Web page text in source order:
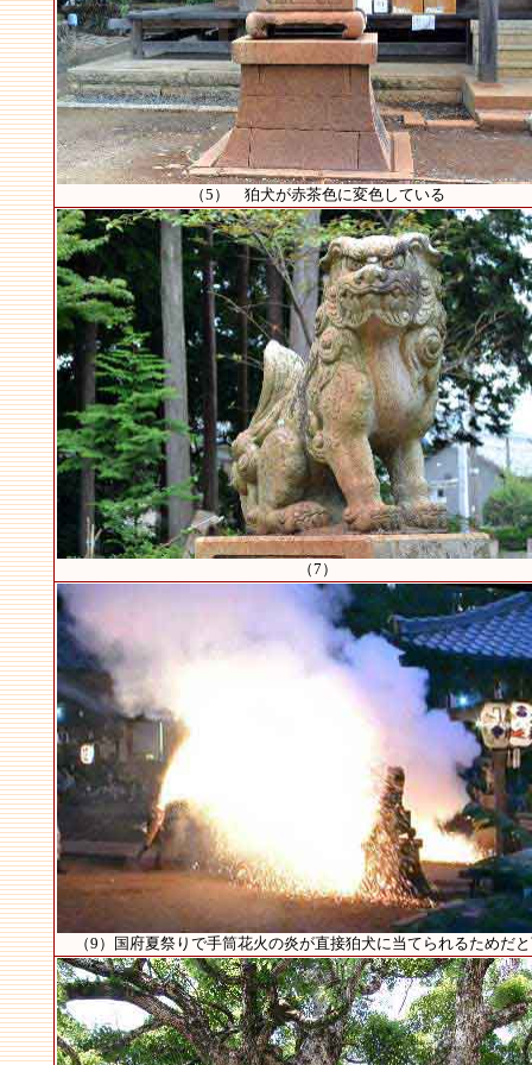
（5） 狛犬が赤茶色に変色している
（7）
（9）国府夏祭りで手筒花火の炎が直接狛犬に当てられるためだ